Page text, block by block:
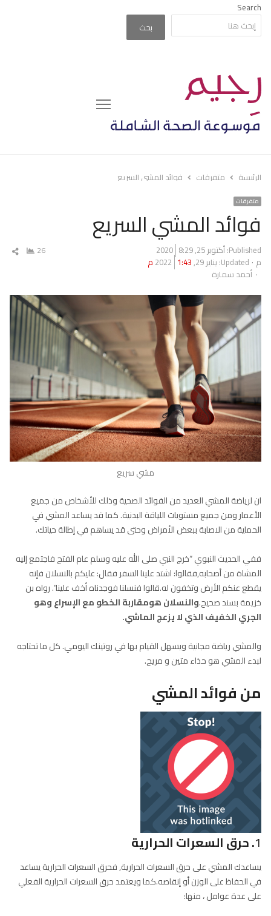
Search
بحث
Menu
الرئيسة متفرقات فوائد المشي السريع
متفرقات
فوائد المشي السريع
Published: أكتوبر 25, 2020
8:29
م Updated: يناير 29, 2022 1:43 م
Author
أحمد سمارة
26
مشي سريع
ان لرياضة المشي العديد من الفوائد الصحية وذلك للأشخاص من جميع
الأعمار ومن جميع مستويات اللياقة البدنية. كما قد يساعد المشي في
الحماية من الاصابة ببعض الأمراض وحتى قد يساهم في إطالة حياتك.
ففي الحديث النبوي “خرج النبي صلى الله عليه وسلم عام الفتح فاجتمع إليه
المشاة من أصحابه,فقالوا: اشتد علينا السفر فقال: عليكم بالنسلان فإنه
يقطع عنكم الأرض وتخفون له.قالوا فنسلنا فوجدناه أخف علينا”. رواه بن
خزيمة بسند صحيح.والنسلان هومقاربة الخطو مع الإسراع وهو
الجري الخفيف الذي لا يزعج الماشي.
والمشي رياضة مجانية ويسهل القيام بها في روتينك اليومي. كل ما تحتاجه
لبدء المشي هو حذاء متين و مريح.
من فوائد المشي
1. حرق السعرات الحرارية
يساعدك المشي على حرق السعرات الحرارية, فحرق السعرات الحرارية يساعد
في الحفاظ على الوزن أو إنقاصه.كما ويعتمد حرق السعرات الحرارية الفعلي
على عدة عوامل ، منها: